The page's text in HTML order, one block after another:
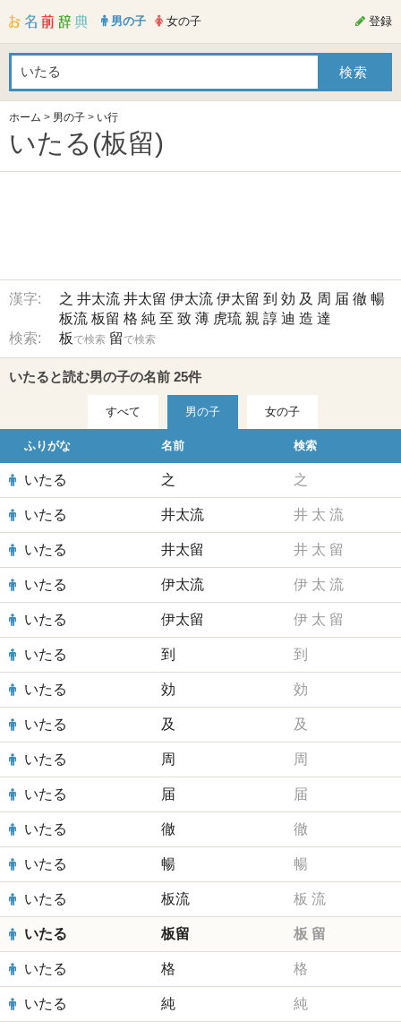
男の子 女の子 登録
ホーム > 男の子 > い行
いたる(板留)
漢字: 之 井太流 井太留 伊太流 伊太留 到 効 及 周 届 徹 暢
板流 板留 格 純 至 致 薄 虎琉 親 諄 迪 造 達
検索:
板 で検索 留 で検索
いたると読む男の子の名前 25件
すべて 男の子 女の子
ふりがな 名前 検索
いたる 之 之
いたる 井太流 井 太 流
いたる 井太留 井 太 留
いたる 伊太流 伊 太 流
いたる 伊太留 伊 太 留
いたる 到 到
いたる 効 効
いたる 及 及
いたる 周 周
いたる 届 届
いたる 徹 徹
いたる 暢 暢
いたる 板流 板 流
いたる 板留 板 留
いたる 格 格
いたる 純 純